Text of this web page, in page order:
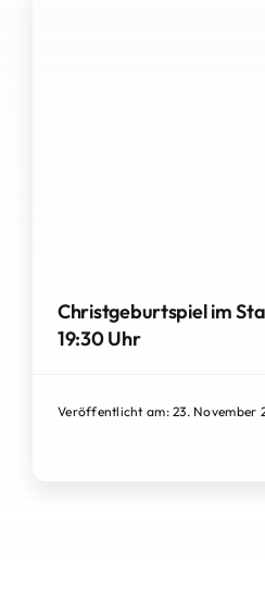
Christgeburtspiel im
19:30 Uhr
Veröffentlicht am: 23. November